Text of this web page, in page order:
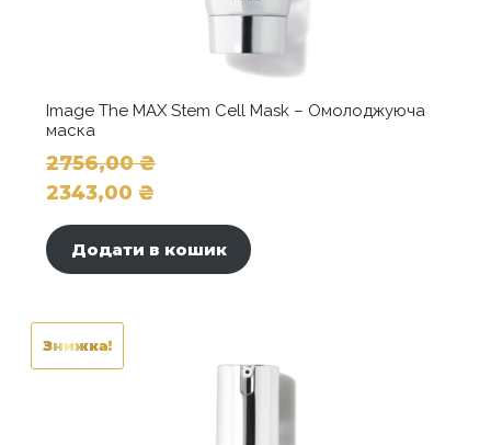
Image The MAX Stem Cell Mask – Омолоджуюча
маска
2756,00₴
Оригінальна
2756,00 ₴.
2343,00 ₴
ціна:
2343,00 ₴.
Додати в кошик
Знижка!